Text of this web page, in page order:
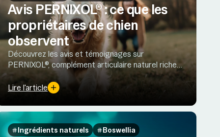
Avis PERNIXOL® : ce que les
propriétaires de chien
observent
Découvrez les avis et témoignages sur
PERNIXOL®, complément articulaire naturel riche
en huile de moule verte pour soutenir le confort
articulaire du chien.
Lire l'article
Ingrédients naturels Boswellia